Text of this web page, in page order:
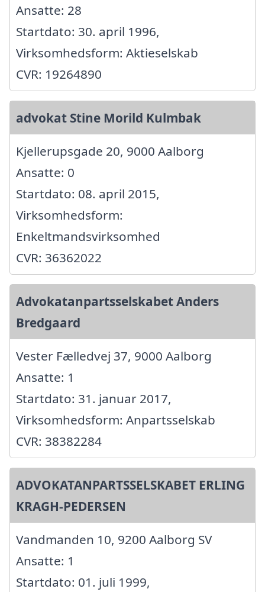
Ansatte: 28
Startdato: 30. april 1996,
Virksomhedsform: Aktieselskab
CVR: 19264890
advokat Stine Morild Kulmbak
Kjellerupsgade 20, 9000 Aalborg
Ansatte: 0
Startdato: 08. april 2015,
Virksomhedsform:
Enkeltmandsvirksomhed
CVR: 36362022
Advokatanpartsselskabet Anders
Bredgaard
Vester Fælledvej 37, 9000 Aalborg
Ansatte: 1
Startdato: 31. januar 2017,
Virksomhedsform: Anpartsselskab
CVR: 38382284
ADVOKATANPARTSSELSKABET ERLING
KRAGH-PEDERSEN
Vandmanden 10, 9200 Aalborg SV
Ansatte: 1
Startdato: 01. juli 1999,